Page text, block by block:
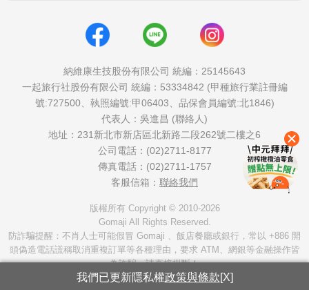
納維康生技股份有限公司 統編：25145643
一起旅行社股份有限公司 統編：53334842 (甲種旅行業註冊編
號:727500、執照編號:甲06403、品保會員編號:北1846)
代表人：吳進昌 (聯絡人)
地址：231新北市新店區北新路二段262號二樓之6
公司電話：(02)2711-8177
傳真電話：(02)2711-1757
客服信箱： 聯絡我們
版權所有 Copyright © 2010-2026
Gomaji All Rights Reserved.
防詐騙提醒：不肖人士可能假冒 Gomaji 、飯店餐廳或銀行，常以 +886 開
頭偽造電話謊稱取消重複訂單等各種理由，要求 ATM、網銀等金融操作皆
為詐騙，請直接掛斷！
我們已更新隱私權政策與條款[X]